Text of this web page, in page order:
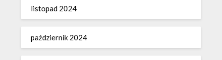
listopad 2024
październik 2024